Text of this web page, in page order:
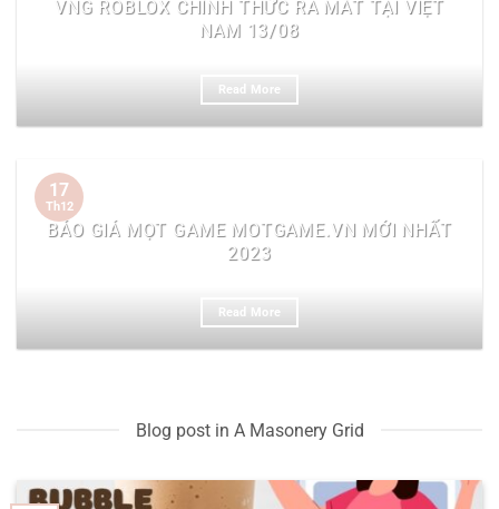
VNG ROBLOX CHÍNH THỨC RA MẮT TẠI VIỆT
NAM 13/08
Read More
BÁO GIÁ MỌT GAME MOTGAME.VN MỚI NHẤT
2023
Read More
17
Th12
Blog post in A Masonery Grid